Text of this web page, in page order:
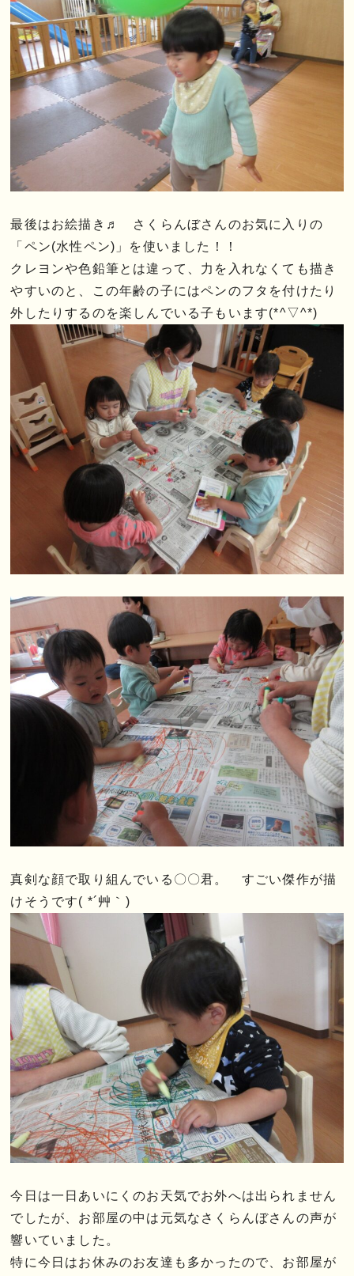
最後はお絵描き♬ さくらんぼさんのお気に入りの
「ペン(水性ペン)」を使いました！！
クレヨンや色鉛筆とは違って、力を入れなくても描き
やすいのと、この年齢の子にはペンのフタを付けたり
外したりするのを楽しんでいる子もいます(*^▽^*)
真剣な顔で取り組んでいる〇〇君。 すごい傑作が描
けそうです( *´艸｀)
今日は一日あいにくのお天気でお外へは出られません
でしたが、お部屋の中は元気なさくらんぼさんの声が
響いていました。
特に今日はお休みのお友達も多かったので、お部屋が